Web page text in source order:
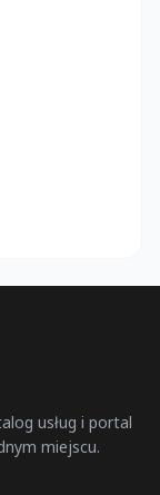
usług i portal
miejscu.